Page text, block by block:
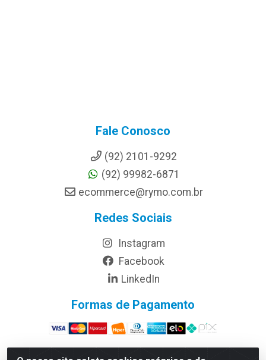
Fale Conosco
(92) 2101-9292
(92) 99982-6871
ecommerce@rymo.com.br
Redes Sociais
Instagram
Facebook
LinkedIn
Formas de Pagamento